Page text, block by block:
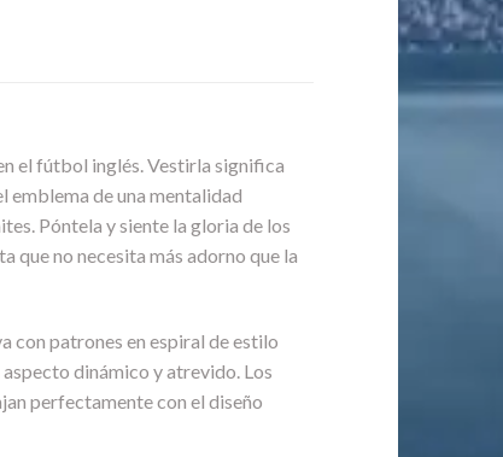
el fútbol inglés. Vestirla significa
emblema de una mentalidad
Póntela y siente la gloria de los
que no necesita más adorno que la
con patrones en espiral de estilo
dinámico y atrevido. Los
perfectamente con el diseño